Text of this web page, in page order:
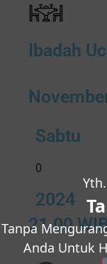
Ibadah
Sabtu
0
2024
21.00
Tanpa
Anda Untuk